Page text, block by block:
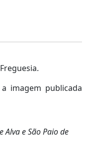
imagem publicada
Alva e São Paio de